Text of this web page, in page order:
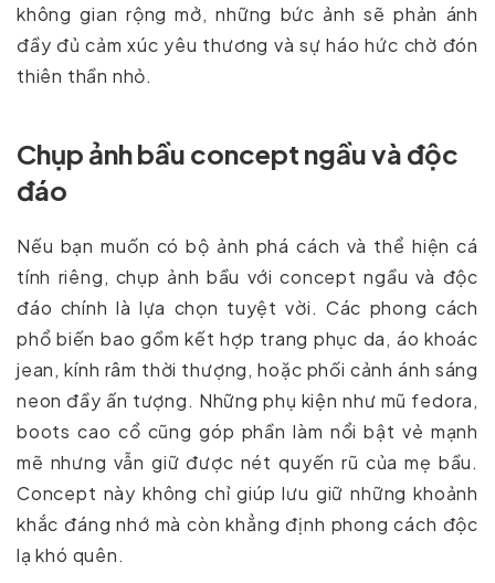
không gian rộng mở, những bức ảnh sẽ phản ánh
đầy đủ cảm xúc yêu thương và sự háo hức chờ đón
thiên thần nhỏ.
Chụp ảnh bầu concept ngầu và độc
đáo
Nếu bạn muốn có bộ ảnh phá cách và thể hiện cá
tính riêng, chụp ảnh bầu với concept ngầu và độc
đáo chính là lựa chọn tuyệt vời. Các phong cách
phổ biến bao gồm kết hợp trang phục da, áo khoác
jean, kính râm thời thượng, hoặc phối cảnh ánh sáng
neon đầy ấn tượng. Những phụ kiện như mũ fedora,
boots cao cổ cũng góp phần làm nổi bật vẻ mạnh
mẽ nhưng vẫn giữ được nét quyến rũ của mẹ bầu.
Concept này không chỉ giúp lưu giữ những khoảnh
khắc đáng nhớ mà còn khẳng định phong cách độc
lạ khó quên.